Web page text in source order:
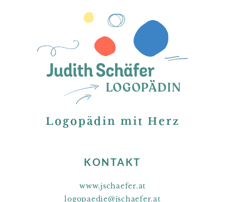
Logopädin mit Herz
KONTAKT
www.jschaefer.at
logopaedie@jschaefer.at